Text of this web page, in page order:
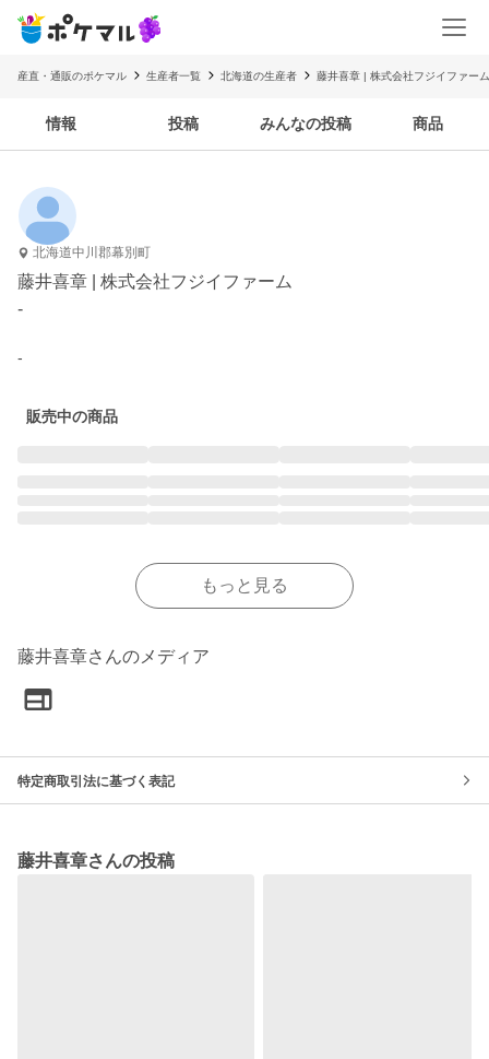
産直・通販のポケマル 生産者一覧 北海道の生産者 藤井喜章 | 株式会社フジイファーム
情報 投稿 みんなの投稿 商品
北海道中川郡幕別町
藤井喜章 | 株式会社フジイファーム
-
-
販売中の商品
もっと見る
藤井喜章さんのメディア
特定商取引法に基づく表記
藤井喜章さんの投稿